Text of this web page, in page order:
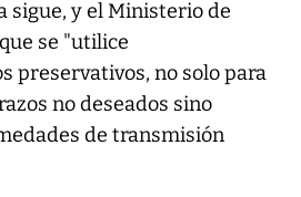
sigue, y el Ministerio de
se "utilice
preservativos, no solo para
no deseados sino
de transmisión